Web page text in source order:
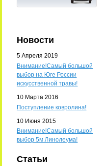
Новости
5 Апреля 2019
Внимание!Самый большой
выбор на Юге России
искусственной травы!
10 Марта 2016
Поступление ковролина!
10 Июня 2015
Внимание!Самый большой
выбор 5м Линолеума!
Статьи